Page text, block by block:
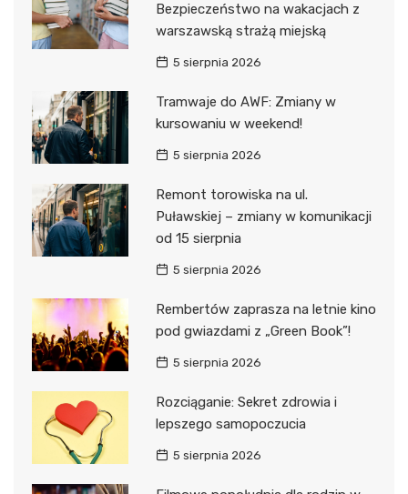
Bezpieczeństwo na wakacjach z
warszawską strażą miejską
5 sierpnia 2026
Tramwaje do AWF: Zmiany w
kursowaniu w weekend!
5 sierpnia 2026
Remont torowiska na ul.
Puławskiej – zmiany w komunikacji
od 15 sierpnia
5 sierpnia 2026
Rembertów zaprasza na letnie kino
pod gwiazdami z „Green Book”!
5 sierpnia 2026
Rozciąganie: Sekret zdrowia i
lepszego samopoczucia
5 sierpnia 2026